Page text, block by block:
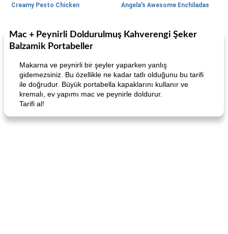
Creamy Pesto Chicken Angela's Awesome Enchiladas
105 dakika
World Cuisine 12
Lunch/Snacks
Mac + Peynirli Doldurulmuş Kahverengi Şeker
Balzamik Portabeller
Makarna ve peynirli bir şeyler yaparken yanlış
gidemezsiniz. Bu özellikle ne kadar tatlı olduğunu bu tarifi
ile doğrudur. Büyük portabella kapaklarını kullanır ve
kremalı, ev yapımı mac ve peynirle doldurur.
Tarifi al!